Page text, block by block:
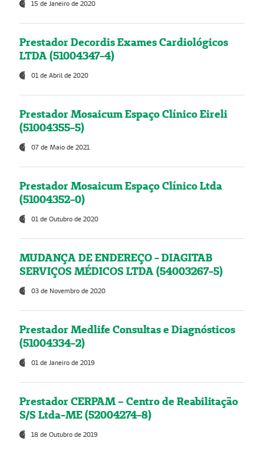
15 de Janeiro de 2020
Prestador Decordis Exames Cardiológicos
LTDA (51004347-4)
01 de Abril de 2020
Prestador Mosaicum Espaço Clínico Eireli
(51004355-5)
07 de Maio de 2021
Prestador Mosaicum Espaço Clínico Ltda
(51004352-0)
01 de Outubro de 2020
MUDANÇA DE ENDEREÇO - DIAGITAB
SERVIÇOS MÉDICOS LTDA (54003267-5)
03 de Novembro de 2020
Prestador Medlife Consultas e Diagnósticos
(51004334-2)
01 de Janeiro de 2019
Prestador CERPAM – Centro de Reabilitação
S/S Ltda-ME (52004274-8)
18 de Outubro de 2019